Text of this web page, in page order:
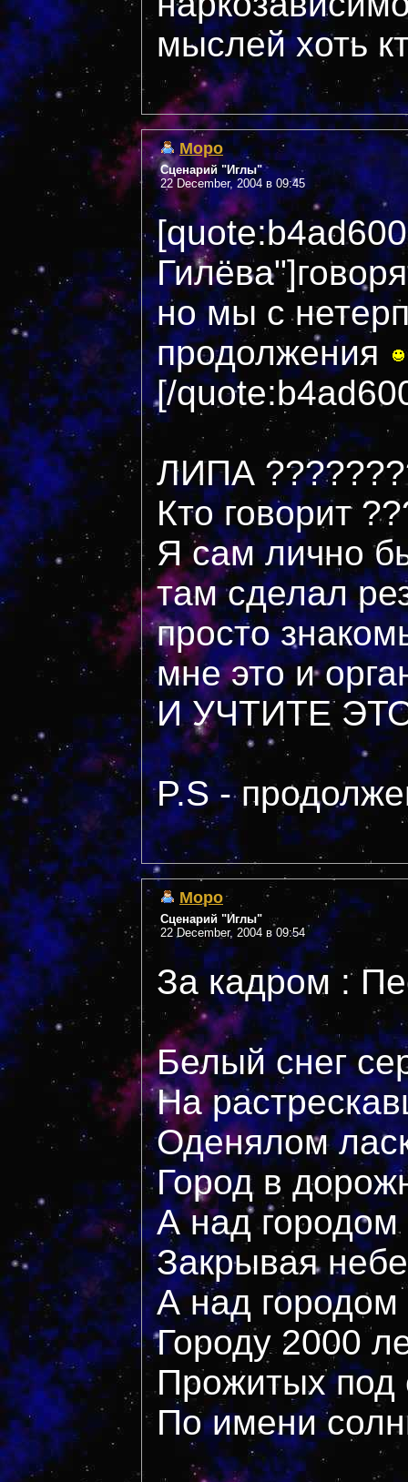
мыслей хоть
Mopo
Сценарий "Иглы"
22 December, 2004 в 09:45
но мы с
продолжения
[/
ЛИПА
Кто говорит
Я сам лично
там сделал
просто
мне это и
И УЧТИТЕ
P.S -
Mopo
Сценарий "Иглы"
22 December, 2004 в 09:54
За кадром :
Белый снег
На
Оденялом
Город в
А над городом
Закрывая
А над
Городу 2000
Прожитых под
По имени